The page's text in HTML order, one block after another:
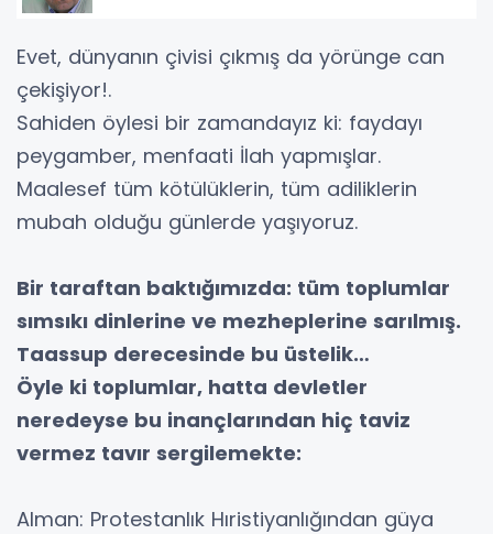
Evet, dünyanın çivisi çıkmış da yörünge can
çekişiyor!.
Sahiden öylesi bir zamandayız ki: faydayı
peygamber, menfaati İlah yapmışlar.
Maalesef tüm kötülüklerin, tüm adiliklerin
mubah olduğu günlerde yaşıyoruz.
Bir taraftan baktığımızda: tüm toplumlar
sımsıkı dinlerine ve mezheplerine sarılmış.
Taassup derecesinde bu üstelik…
Öyle ki toplumlar, hatta devletler
neredeyse bu inançlarından hiç taviz
vermez tavır sergilemekte:
Alman: Protestanlık Hıristiyanlığından güya